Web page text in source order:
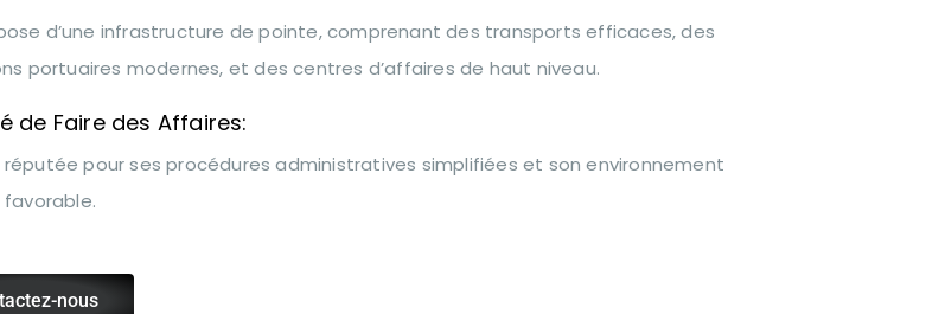
d’une infrastructure de pointe, comprenant des transports efficaces, des
portuaires modernes, et des centres d’affaires de haut niveau.
de Faire des Affaires:
réputée pour ses procédures administratives simplifiées et son environnement
favorable.
nous